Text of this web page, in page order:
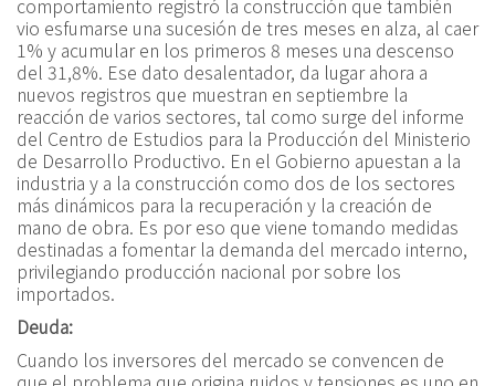
comportamiento registró la construcción que también
vio esfumarse una sucesión de tres meses en alza, al caer
1% y acumular en los primeros 8 meses una descenso
del 31,8%. Ese dato desalentador, da lugar ahora a
nuevos registros que muestran en septiembre la
reacción de varios sectores, tal como surge del informe
del Centro de Estudios para la Producción del Ministerio
de Desarrollo Productivo. En el Gobierno apuestan a la
industria y a la construcción como dos de los sectores
más dinámicos para la recuperación y la creación de
mano de obra. Es por eso que viene tomando medidas
destinadas a fomentar la demanda del mercado interno,
privilegiando producción nacional por sobre los
importados.
Deuda:
Cuando los inversores del mercado se convencen de